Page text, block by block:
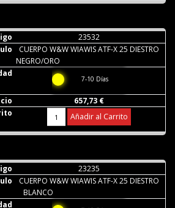
23532
CUERPO W&W WIAWIS ATF-X 25 DIESTRO
NEGRO/ORO
7-10 Días
657,73 €
Añadir al Carrito
23235
CUERPO W&W WIAWIS ATF-X 25 DIESTRO
BLANCO